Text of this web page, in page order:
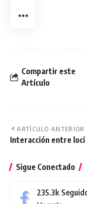
Compartir este
Artículo
ARTÍCULO ANTERIOR
Interacción entre loci
Sigue Conectado
235.3k